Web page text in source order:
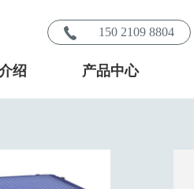
150 2109 8804
绍 产品中心